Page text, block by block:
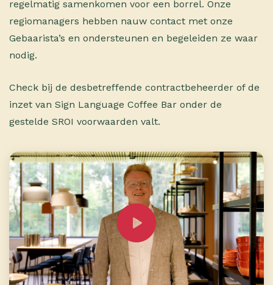
regelmatig samenkomen voor een borrel. Onze
regiomanagers hebben nauw contact met onze
Gebaarista’s en ondersteunen en begeleiden ze waar
nodig.
Check bij de desbetreffende contractbeheerder of de
inzet van Sign Language Coffee Bar onder de
gestelde SROI voorwaarden valt.